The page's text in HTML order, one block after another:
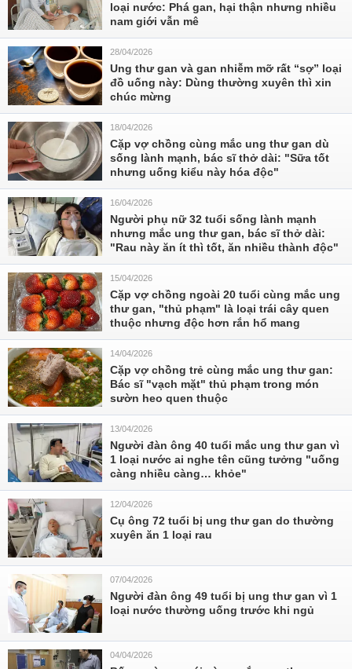
loại nước: Phá gan, hại thận nhưng nhiều
nam giới vẫn mê
28/04/2026
Ung thư gan và gan nhiễm mỡ rất “sợ” loại
đồ uống này: Dùng thường xuyên thì xin
chúc mừng
18/04/2026
Cặp vợ chồng cùng mắc ung thư gan dù
sống lành mạnh, bác sĩ thở dài: "Sữa tốt
nhưng uống kiểu này hóa độc"
16/04/2026
Người phụ nữ 32 tuổi sống lành mạnh
nhưng mắc ung thư gan, bác sĩ thở dài:
"Rau này ăn ít thì tốt, ăn nhiều thành độc"
15/04/2026
Cặp vợ chồng ngoài 20 tuổi cùng mắc ung
thư gan, "thủ phạm" là loại trái cây quen
thuộc nhưng độc hơn rắn hổ mang
14/04/2026
Cặp vợ chồng trẻ cùng mắc ung thư gan:
Bác sĩ "vạch mặt" thủ phạm trong món
sườn heo quen thuộc
13/04/2026
Người đàn ông 40 tuổi mắc ung thư gan vì
1 loại nước ai nghe tên cũng tưởng "uống
càng nhiều càng… khỏe"
12/04/2026
Cụ ông 72 tuổi bị ung thư gan do thường
xuyên ăn 1 loại rau
07/04/2026
Người đàn ông 49 tuổi bị ung thư gan vì 1
loại nước thường uống trước khi ngủ
04/04/2026